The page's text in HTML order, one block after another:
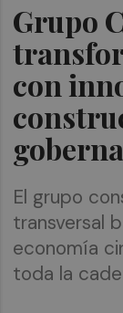
Grupo
con
El grupo
transversal
economía
toda la